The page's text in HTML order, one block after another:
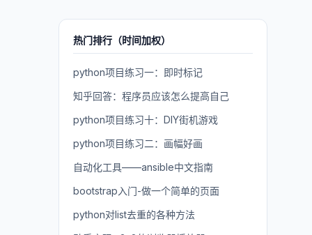
热门排行（时间加权）
python项目练习一：即时标记
知乎回答：程序员应该怎么提高自己
python项目练习十：DIY街机游戏
python项目练习二：画幅好画
自动化工具——ansible中文指南
bootstrap入门-做一个简单的页面
python对list去重的各种方法